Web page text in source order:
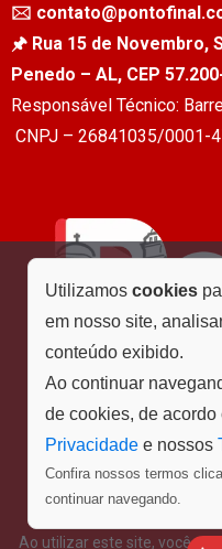
Utilizamos cookies
em nosso site,
conteúdo exibido.
Ao continuar
de cookies, de acordo
Privacidade e nossos
Confira nossos termos
continuar navegando.
🖂
🖈 Rua 15 de Novembro,
Penedo – AL, CEP
Responsável Técnico:
CNPJ – 26841035/0001-
Ao utilizar este site, você